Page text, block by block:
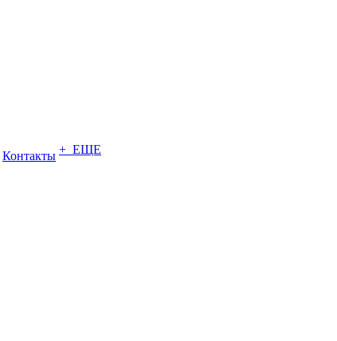
Контакты + ЕЩЕ